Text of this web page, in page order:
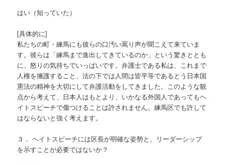
はい（知っていた）
[具体的に]
私たちの町・練馬にも彼らの口汚い罵り声が聞こえて来ていま
す。彼らは「練馬まで進出してきているのか」という驚きととも
に、怒りの気持ちでいっぱいです。弁護士である私は、これまで
人権を擁護すること、法の下では人間は皆平等であるとう日本国
憲法の精神を大切にして弁護活動をしてきました。このような観
点から考えて、日本人はもとより、いかなる外国人であってもヘ
イトスピーチで傷つけることは許されません。練馬区でも許して
はならないと強く考えます。
３． ヘイトスピーチには区長が明確な姿勢と、リーダーシップ
を示すことが必要ではないか？